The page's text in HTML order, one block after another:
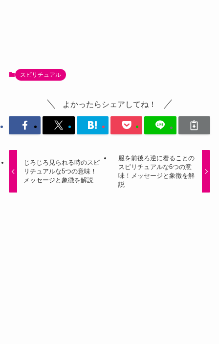
スピリチュアル
よかったらシェアしてね！
じろじろ見られる時のスピ
リチュアルな5つの意味！
メッセージと象徴を解説
服を前後ろ逆に着ることの
スピリチュアルな6つの意
味！メッセージと象徴を解
説